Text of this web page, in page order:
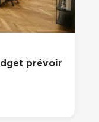
prévoir